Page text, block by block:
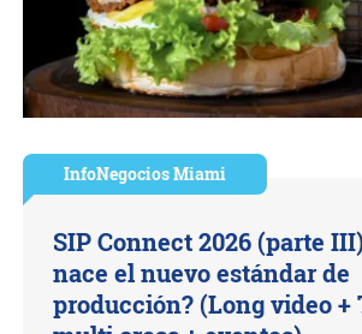
InfoNegocios Miami
SIP Connect 2026 (parte
nace el nuevo estándar de
producción? (Long video +